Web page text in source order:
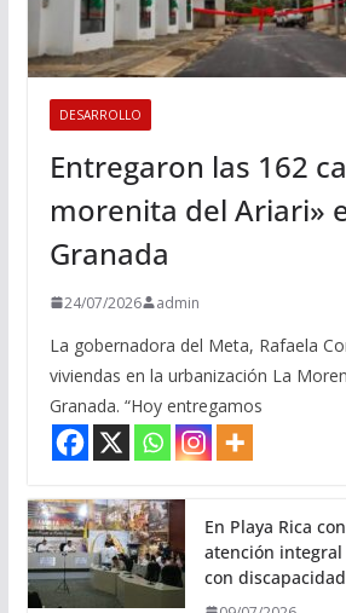
DESARROLLO
Entregaron las 162
morenita del Ariari»
Granada
24/07/2026 admin
La gobernadora del Meta, Rafaela
viviendas en la urbanización La
Granada. “Hoy entregamos
En Playa Rica
atención
con discapacidad